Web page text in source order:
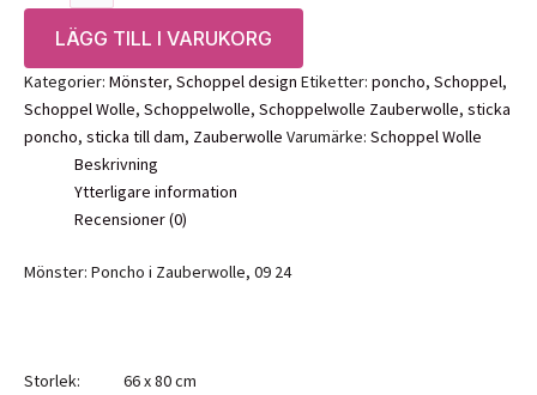
Zauberwolle,
09
24
Schoppel
LÄGG TILL I VARUKORG
Kategorier: Mönster, Schoppel design Etiketter: poncho, Schoppel,
Schoppel Wolle, Schoppelwolle, Schoppelwolle Zauberwolle, sticka
poncho, sticka till dam, Zauberwolle Varumärke: Schoppel Wolle
Beskrivning
Ytterligare information
Recensioner (0)
Mönster: Poncho i Zauberwolle, 09 24
Storlek: 66 x 80 cm